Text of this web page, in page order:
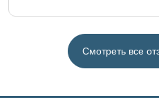
Смотреть все